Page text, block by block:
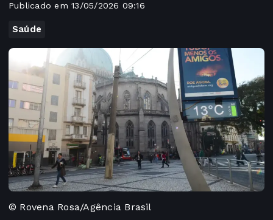
Publicado em 13/05/2026 09:16
Saúde
© Rovena Rosa/Agência Brasil